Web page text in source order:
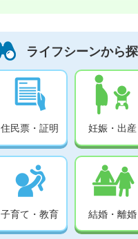
ライフシーンから
住民票・証明 妊娠・出産
子育て・教育 結婚・離婚